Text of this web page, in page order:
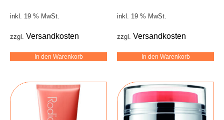
inkl. 19 % MwSt.
zzgl. Versandkosten
In den Warenkorb
inkl. 19 % MwSt.
zzgl. Versandkosten
In den Warenkorb